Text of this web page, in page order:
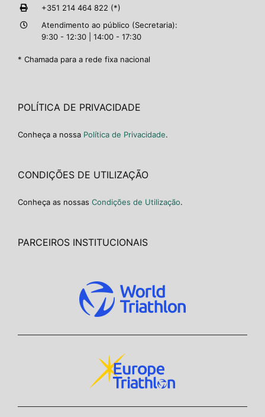
+351 214 464 822 (*)
Atendimento ao público (Secretaria):
9:30 - 12:30 | 14:00 - 17:30
* Chamada para a rede fixa nacional
POLÍTICA DE PRIVACIDADE
Conheça a nossa Política de Privacidade.
CONDIÇÕES DE UTILIZAÇÃO
Conheça as nossas Condições de Utilização.
PARCEIROS INSTITUCIONAIS